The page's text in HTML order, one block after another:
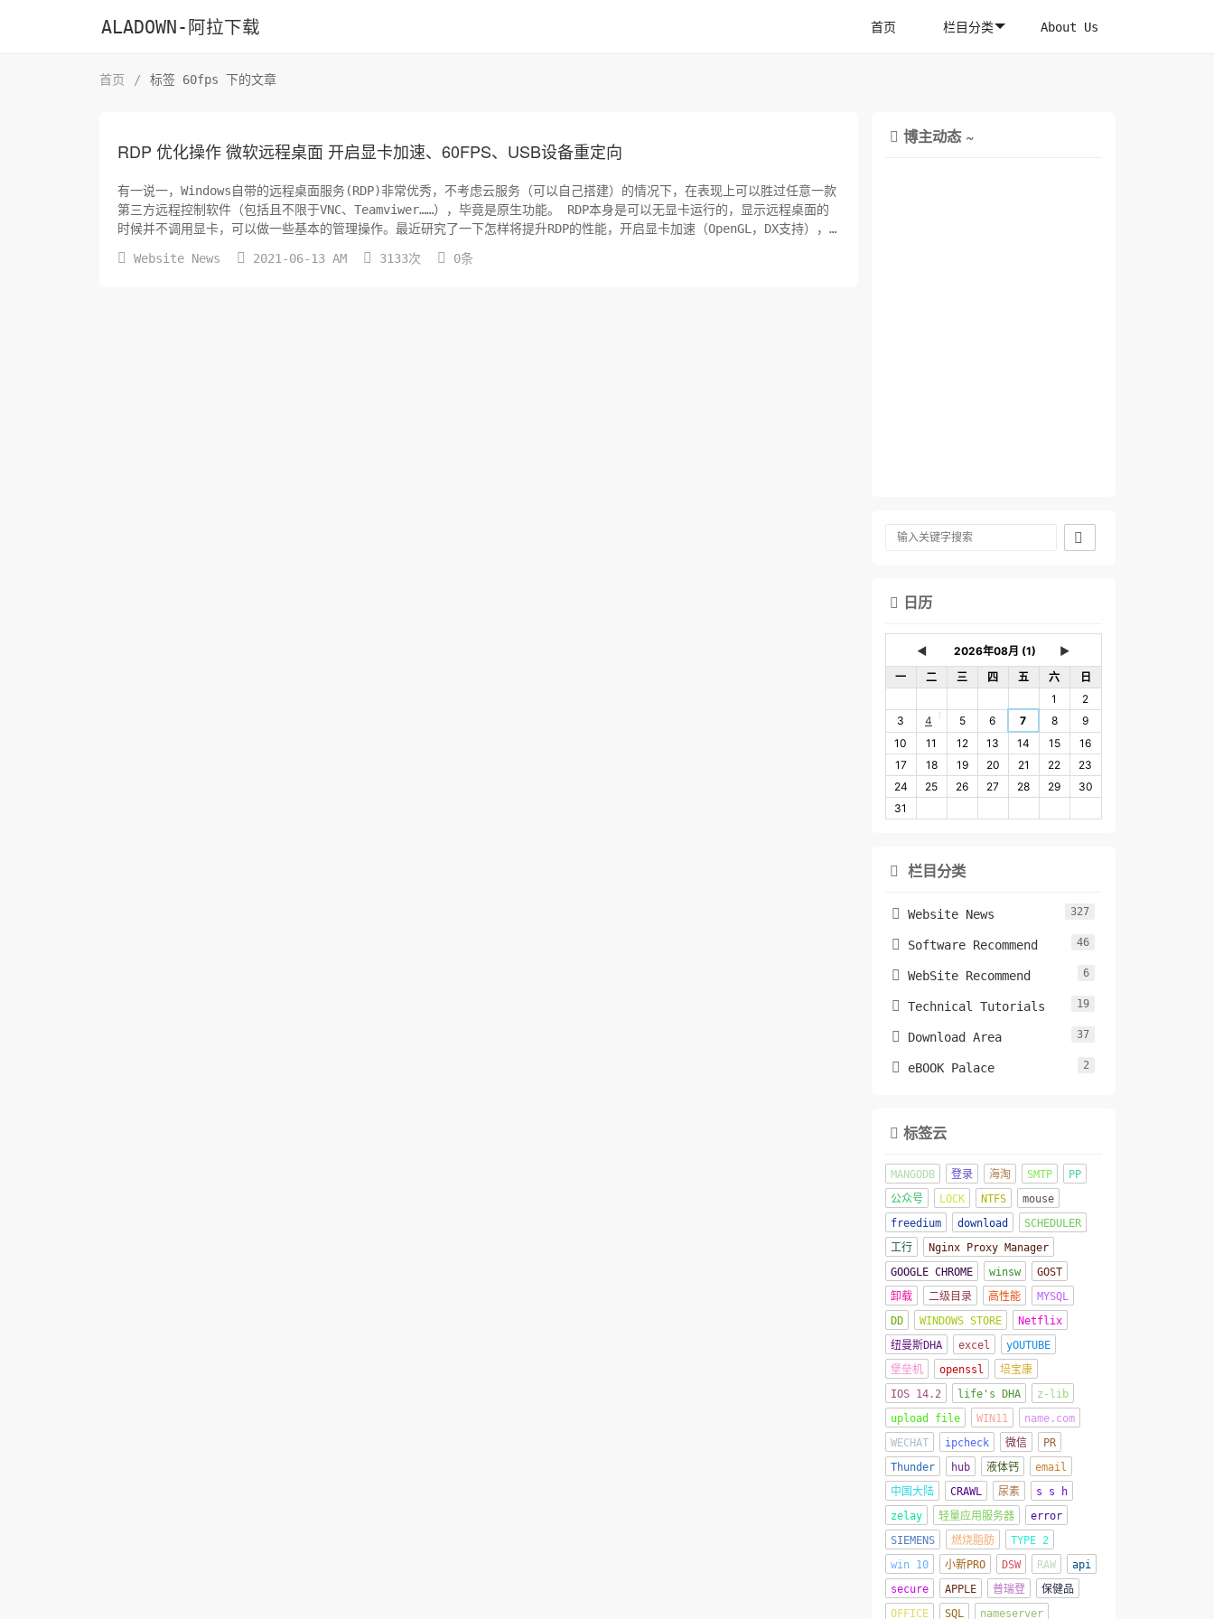
ALADOWN-阿拉下载 首页 栏目分类 About Us
首页 / 标签 60fps 下的文章
RDP 优化操作 微软远程桌面 开启显卡加速、60FPS、USB设备重定向
有一说一，Windows自带的远程桌面服务(RDP)非常优秀，不考虑云服务（可以自己搭建）的情况下，在表现上可以胜过任意一款
第三方远程控制软件（包括且不限于VNC、Teamviwer……），毕竟是原生功能。 RDP本身是可以无显卡运行的，显示远程桌面的
时候并不调用显卡，可以做一些基本的管理操作。最近研究了一下怎样将提升RDP的性能，开启显卡加速（OpenGL，DX支持），
 Website News  2021-06-13 AM  3133次  0条
 博主动态 ~

 日历
◄
►
一
二 三 四 五 六
日
1
2
3
4 1 5 6 7 8
9
10
11 12 13 14 15
16
17
18 19 20 21 22
23
24
25 26 27 28 29
30
31
 栏目分类
 Website News 327
 Software Recommend 46
 WebSite Recommend 6
 Technical Tutorials 19
 Download Area 37
 eBOOK Palace 2
 标签云
MANGODB 登录 海淘 SMTP
PP
公众号
LOCK NTFS
mouse
freedium
download
SCHEDULER
工行
Nginx Proxy Manager
GOOGLE CHROME
winsw
GOST
卸载
二级目录 高性能
MYSQL
DD
WINDOWS STORE
Netflix
纽曼斯DHA
excel
yOUTUBE
堡垒机
openssl
培宝康
IOS 14.2
life's DHA
z-lib
upload file
WIN11
name.com
WECHAT
ipcheck 微信
PR
Thunder
hub 液体钙
email
中国大陆
CRAWL 尿素
s s h
zelay
轻量应用服务器
error
SIEMENS
燃烧脂肪
TYPE 2
win 10
小新PRO DSW RAW
api
secure
APPLE 普瑞登
保健品
OFFICE
SQL nameserver